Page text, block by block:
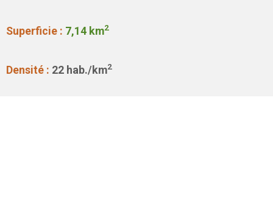
Superficie : 7,14 km2
Densité : 22 hab./km2